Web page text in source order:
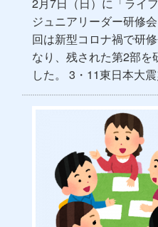
2月7日（日）に「ライ
ジュニアリーダー研修
回は新型コロナ禍で研
なり、残された第2部
した。 3・11東日本大